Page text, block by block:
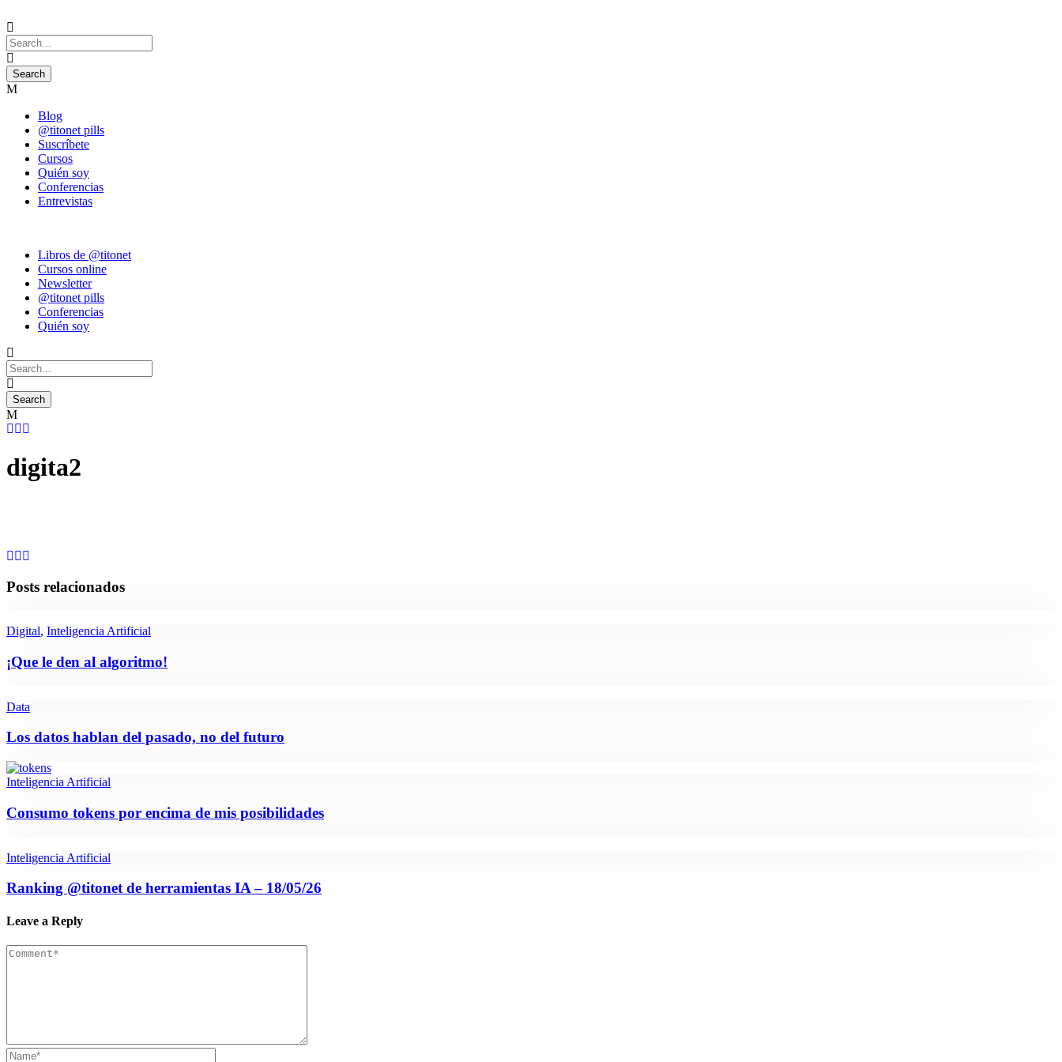
Blog
@titonet pills
Suscríbete
Cursos
Quién soy
Conferencias
Entrevistas
Libros de @titonet
Cursos online
Newsletter
@titonet pills
Conferencias
Quién soy
digita2
Posts relacionados
Digital, Inteligencia Artificial
¡Que le den al algoritmo!
Data
Los datos hablan del pasado, no del futuro
Inteligencia Artificial
Consumo tokens por encima de mis posibilidades
Inteligencia Artificial
Ranking @titonet de herramientas IA – 18/05/26
Leave a Reply